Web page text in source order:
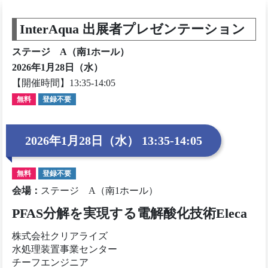
InterAqua 出展者プレゼンテーション
ステージ A（南1ホール）
2026年1月28日（水）
【開催時間】13:35-14:05
無料 登録不要
2026年1月28日（水） 13:35-14:05
無料 登録不要
会場： ステージ A（南1ホール）
PFAS分解を実現する電解酸化技術Eleca
株式会社クリアライズ
水処理装置事業センター
チーフエンジニア